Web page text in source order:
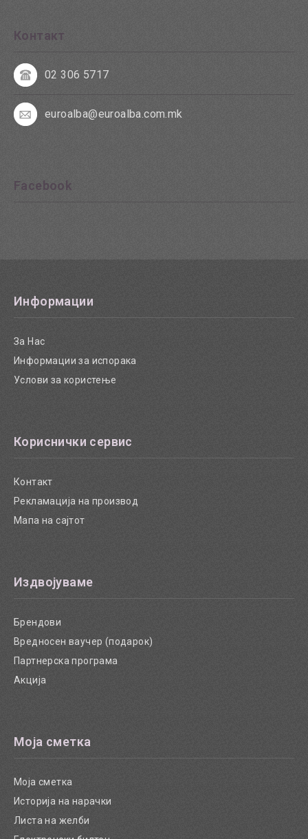
Контакт
02 306 5717
euroalba@euroalba.com.mk
Facebook
Информации
За Нас
Информации за испорака
Услови за користење
Кориснички сервис
Контакт
Рекламација на производ
Мапа на сајтот
Издвојуваме
Брендови
Вредносен ваучер (подарок)
Партнерска програма
Акција
Моја сметка
Моја сметка
Историја на нарачки
Листа на желби